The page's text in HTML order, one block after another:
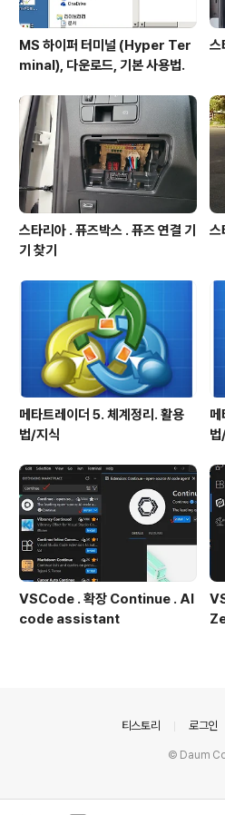
MS 하이퍼 터미널 (Hyper Ter
minal), 다운로드, 기본 사용법.
스
스타리아 . 퓨즈박스 . 퓨즈 연결 기
기 찾기
스
메타트레이더 5. 체계정리. 활용
법/지식
메
VSCode . 확장 Continue . AI
code assistant
티스토리 로그인
© Daum